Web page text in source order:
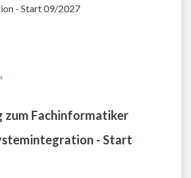
- Start 09/2027
zum Fachinformatiker
- Start